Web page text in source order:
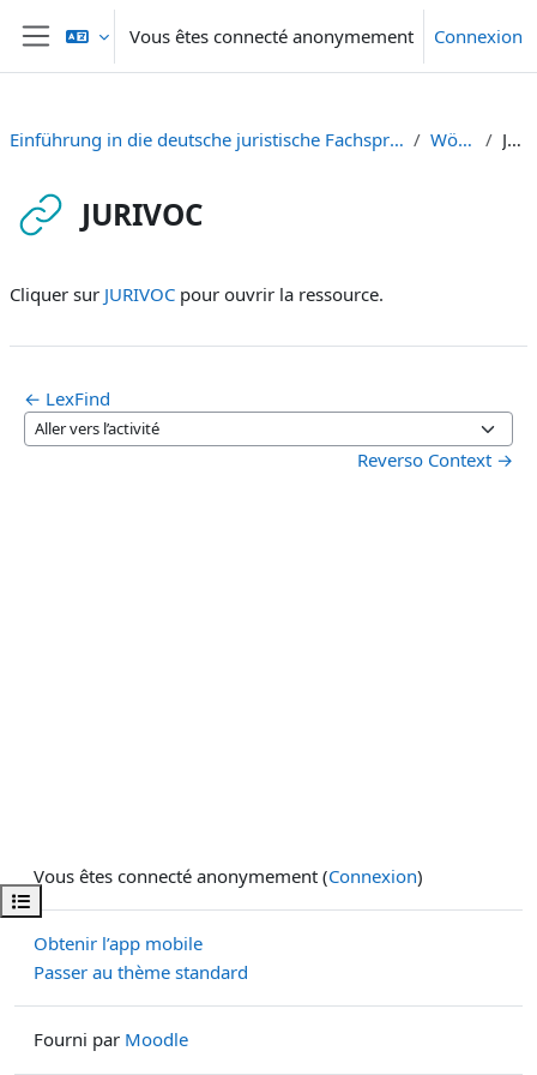
Passer au contenu principal
Panneau latéral
Vous êtes connecté anonymement Connexion
Ouvrir l’index du cours
Einführung in die deutsche juristische Fachsprache C1/C2 Zielniveau) Gruppe B [HS-2024 + FS-2025] Wörterbücher JURIVOC
JURIVOC
Cliquer sur JURIVOC pour ouvrir la ressource.
← LexFind
Aller vers l’activité
Reverso Context →
Vous êtes connecté anonymement (Connexion)
Obtenir l’app mobile
Passer au thème standard
Fourni par Moodle